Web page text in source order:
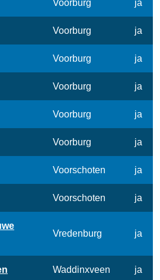
Voorburg ja
Voorburg ja
Voorburg ja
Voorburg ja
Voorburg ja
Voorburg ja
Voorschoten ja
Voorschoten ja
Vredenburg ja
Waddinxveen ja